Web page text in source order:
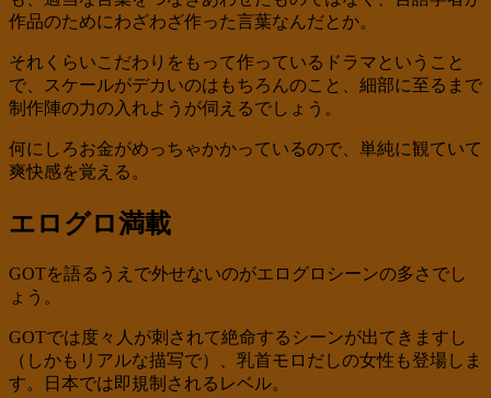
作品のためにわざわざ作った言葉なんだとか。
それくらいこだわりをもって作っているドラマということ
で、スケールがデカいのはもちろんのこと、細部に至るまで
制作陣の力の入れようが伺えるでしょう。
何にしろお金がめっちゃかかっているので、単純に観ていて
爽快感を覚える。
エログロ満載
GOTを語るうえで外せないのがエログロシーンの多さでし
ょう。
GOTでは度々人が刺されて絶命するシーンが出てきますし
（しかもリアルな描写で）、乳首モロだしの女性も登場しま
す。日本では即規制されるレベル。